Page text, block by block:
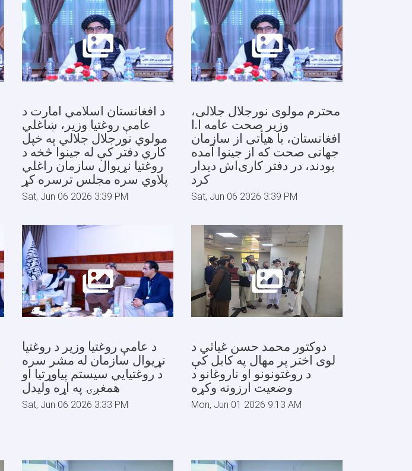
د افغانستان اسلامي امارت د
عامې روغتیا وزیر، ښاغلي
مولوي نورجلال جلالي په خپل
کاري دفتر کې له جینوا څخه د
روغتیا نړیوال سازمان راغلي
پلاوي سره مجلس ترسره کړ
Sat, Jun 06 2026 3:39 PM
محترم مولوی نورجلال جلالی،
وزیر صحت عامه ا.ا
افغانستان، با هیأتی از سازمان
جهانی صحت که از جینوا آمده
بودند، در دفتر کاری‌اش دیدار
کرد
Sat, Jun 06 2026 3:39 PM
د عامې روغتیا وزیر د روغتیا
نړیوال سازمان له مشر سره
د روغتیایي سیستم پیاوړتیا او
همغږۍ په اړه ولیدل
Sat, Jun 06 2026 3:33 PM
دوکتور محمد حسن غیاثي د
لوی اختر پر مهال په کابل کې
د روغتونونو او ناروغانو د
وضعیت ارزونه وکړه
Mon, Jun 01 2026 9:13 AM